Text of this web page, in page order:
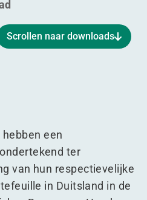
beogen gezamenlijke
beogen gezamenlijke
Vermögen beogen
en VIB Vermögen beogen
Scrollen naar downloads
hebben een
ter
van hun respectievelijke
in Duitsland in de